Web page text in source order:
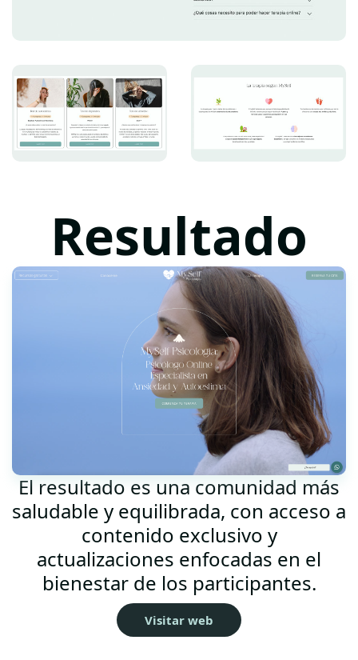
Resultado
El resultado es una comunidad más
saludable y equilibrada, con acceso a
contenido exclusivo y
actualizaciones enfocadas en el
bienestar de los participantes.
Visitar web